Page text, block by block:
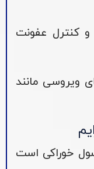
کنترل عفونت
ویروسی مانند
خوراکی است